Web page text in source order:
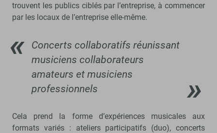
trouvent les publics ciblés par l’entreprise, à commencer
par les locaux de l’entreprise elle-même.
Concerts collaboratifs réunissant
musiciens collaborateurs
amateurs et musiciens
professionnels
Cela prend la forme d’expériences musicales aux
formats variés : ateliers participatifs (duo), concerts